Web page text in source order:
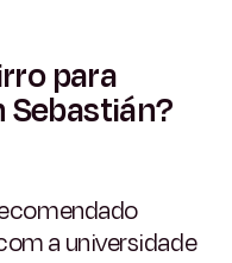
para
a universidade